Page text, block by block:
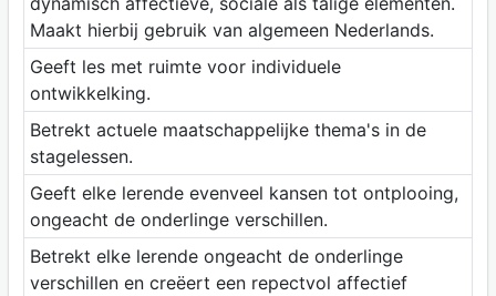
Maakt hierbij gebruik van algemeen Nederlands.
Geeft les met ruimte voor individuele
ontwikkelking.
Betrekt actuele maatschappelijke thema's in de
stagelessen.
Geeft elke lerende evenveel kansen tot ontplooing,
ongeacht de onderlinge verschillen.
Betrekt elke lerende ongeacht de onderlinge
verschillen en creëert een repectvol affectief